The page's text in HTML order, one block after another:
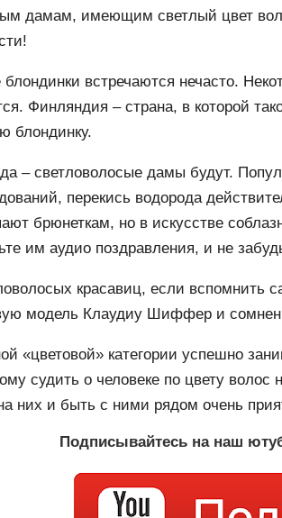
дамам, имеющим светлый цвет
встречаются нечасто.
Финляндия – страна, в которой
блондинку.
– светловолосые дамы будут.
перекись водорода
брюнеткам, но в искусстве
им аудио поздравления, и не
красавиц, если вспомнить
модель Клаудиу Шиффер и
«цветовой» категории успешно
судить о человеке по цвету
них и быть с ними рядом очень
Подписывайтесь на наш